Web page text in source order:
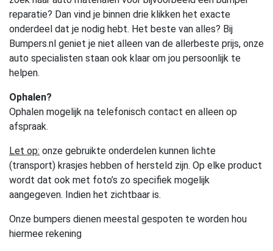
reparatie? Dan vind je binnen drie klikken het exacte
onderdeel dat je nodig hebt. Het beste van alles? Bij
Bumpers.nl geniet je niet alleen van de allerbeste prijs, onze
auto specialisten staan ook klaar om jou persoonlijk te
helpen.
Ophalen?
Ophalen mogelijk na telefonisch contact en alleen op
afspraak.
Let op: onze gebruikte onderdelen kunnen lichte
(transport) krasjes hebben of hersteld zijn. Op elke product
wordt dat ook met foto’s zo specifiek mogelijk
aangegeven. Indien het zichtbaar is.
Onze bumpers dienen meestal gespoten te worden hou
hiermee rekening